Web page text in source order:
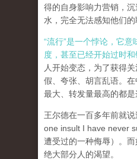
得的自身影响力营销，
水，完全无法感知他们
“流行”是一个悖论，它
度，甚至已经开始过时
人开始变态，为了获得
假、夸张、胡言乱语。
最大、转发量最高的都是
王尔德在一百多年前就
one insult I have never
遭受过的一种侮辱）。
绝大部分人的渴望。